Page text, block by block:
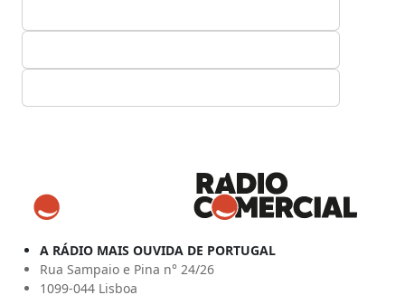
A RÁDIO MAIS OUVIDA DE PORTUGAL
Rua Sampaio e Pina n° 24/26
1099-044 Lisboa